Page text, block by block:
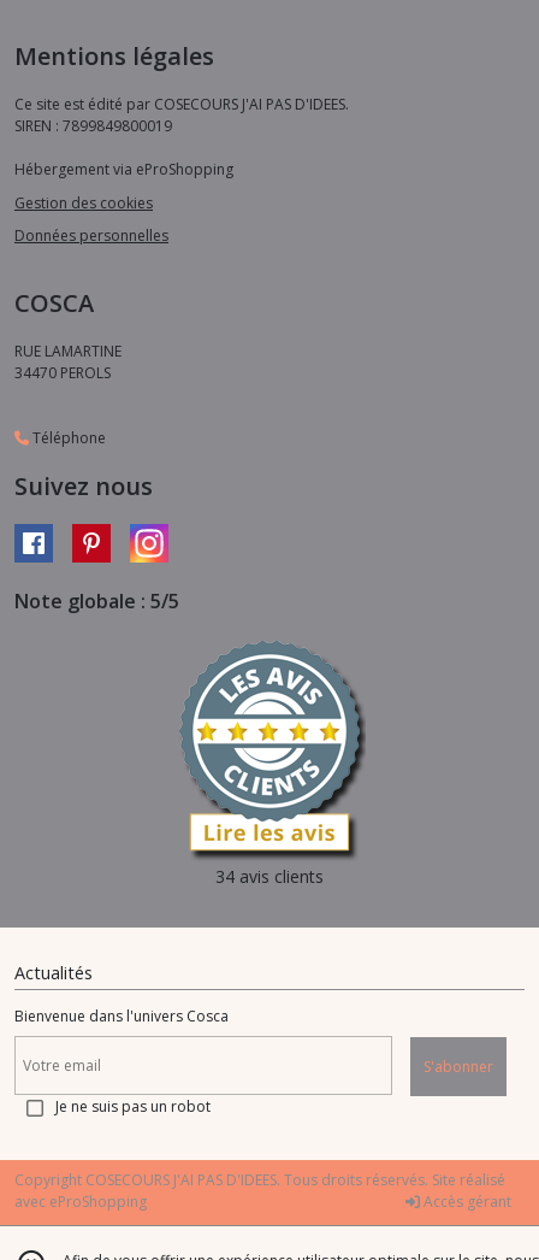
Mentions légales
Ce site est édité par COSECOURS J'AI PAS D'IDEES.
SIREN : 7899849800019
Hébergement via eProShopping
Gestion des cookies
Données personnelles
COSCA
RUE LAMARTINE
34470 PEROLS
Téléphone
Suivez nous
Note globale : 5/5
34 avis clients
Actualités
Bienvenue dans l'univers Cosca
S'abonner
Je ne suis pas un robot
Copyright COSECOURS J'AI PAS D'IDEES. Tous droits réservés. Site réalisé
avec eProShopping Accès gérant